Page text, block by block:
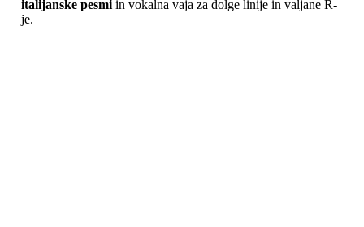
italijanske pesmi in vokalna vaja za dolge linije in valjane R-
je.